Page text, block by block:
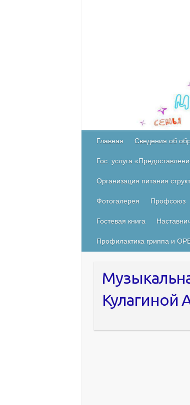
Главная Сведения об
Гос. услуга
Организация питания
Фотогалерея Профсоюз
Гостевая книга
Профилактика гриппа и
Кулагиной